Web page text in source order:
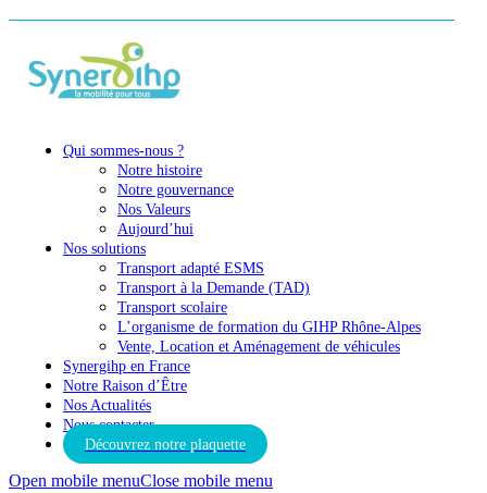
Qui sommes-nous ?
Notre histoire
Notre gouvernance
Nos Valeurs
Aujourd’hui
Nos solutions
Transport adapté ESMS
Transport à la Demande (TAD)
Transport scolaire
L’organisme de formation du GIHP Rhône-Alpes
Vente, Location et Aménagement de véhicules
Synergihp en France
Notre Raison d’Être
Nos Actualités
Nous contacter
Découvrez notre plaquette
Open mobile menuClose mobile menu